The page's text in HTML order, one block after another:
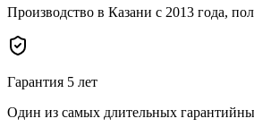
Производство в Казани с 2013 года,
Гарантия 5 лет
Один из самых длительных